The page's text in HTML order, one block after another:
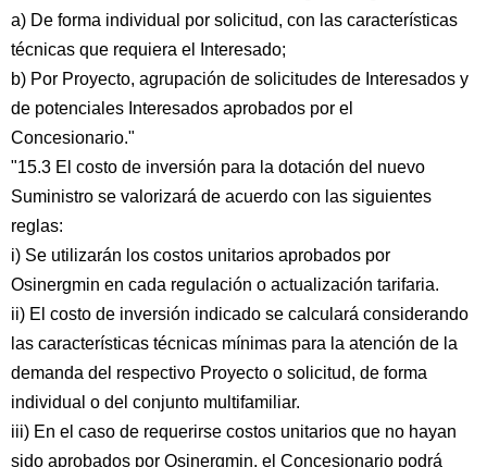
a) De forma individual por solicitud, con las características
técnicas que requiera el Interesado;
b) Por Proyecto, agrupación de solicitudes de Interesados y
de potenciales Interesados aprobados por el
Concesionario."
"15.3 El costo de inversión para la dotación del nuevo
Suministro se valorizará de acuerdo con las siguientes
reglas:
i) Se utilizarán los costos unitarios aprobados por
Osinergmin en cada regulación o actualización tarifaria.
ii) El costo de inversión indicado se calculará considerando
las características técnicas mínimas para la atención de la
demanda del respectivo Proyecto o solicitud, de forma
individual o del conjunto multifamiliar.
iii) En el caso de requerirse costos unitarios que no hayan
sido aprobados por Osinergmin, el Concesionario podrá